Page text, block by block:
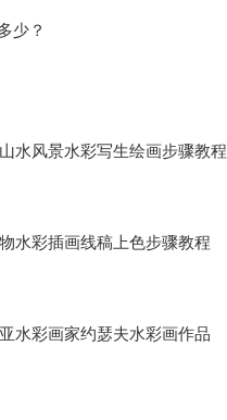
少？
水风景水彩写生绘画步骤教程
水彩插画线稿上色步骤教程
水彩画家约瑟夫水彩画作品